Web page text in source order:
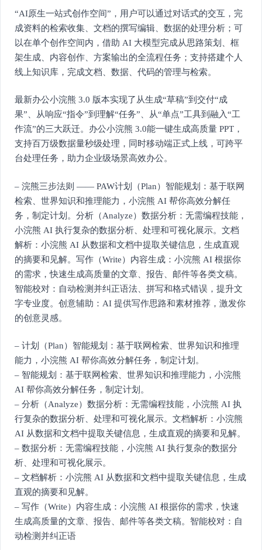
“AI原生一站式创作空间”，用户可以通过对话式的交互，完
成资料的检索收集、文档的撰写编辑、数据的处理分析；可
以在单个创作空间内，借助 AI 大模型完成从思路策划、框
架生成、内容创作、方案输出的全流程任务；支持搭建个人
线上知识库，完成文档、数据、代码的管理与检索。
最新办公小浣熊 3.0 版本实现了从生成“草稿”到交付“成
果”、从响应“指令”到理解“任务”、从“单点”工具到融入“工
作流”的三大跃迁。办公小浣熊 3.0能一键生成高质量 PPT，
支持百万级数据量秒级处理，同时移动端正式上线，可跨平
台处理任务，助力企业级场景高效办公。
– 浣熊三步法则 —— PAW计划（Plan）智能规划：基于联网
检索、世界知识和推理能力，小浣熊 AI 帮你高效分解任
务，制定计划。分析（Analyze）数据分析：无需编程技能，
小浣熊 AI 执行复杂的数据分析、处理和可视化展示。文档
解析：小浣熊 AI 从数据和文档中提取关键信息，生成直观
的摘要和见解。写作（Write）内容生成：小浣熊 AI 根据你
的需求，快速生成高质量的文章、报告、邮件等各类文稿。
智能校对：自动检测并纠正语法、拼写和格式错误，提升文
字专业度。创意辅助：AI 提供写作思路和素材推荐，激发你
的创意灵感。
– 计划（Plan）智能规划：基于联网检索、世界知识和推理
能力，小浣熊 AI 帮你高效分解任务，制定计划。
– 智能规划：基于联网检索、世界知识和推理能力，小浣熊
AI 帮你高效分解任务，制定计划。
– 分析（Analyze）数据分析：无需编程技能，小浣熊 AI 执
行复杂的数据分析、处理和可视化展示。文档解析：小浣熊
AI 从数据和文档中提取关键信息，生成直观的摘要和见解。
– 数据分析：无需编程技能，小浣熊 AI 执行复杂的数据分
析、处理和可视化展示。
– 文档解析：小浣熊 AI 从数据和文档中提取关键信息，生成
直观的摘要和见解。
– 写作（Write）内容生成：小浣熊 AI 根据你的需求，快速
生成高质量的文章、报告、邮件等各类文稿。智能校对：自
动检测并纠正语